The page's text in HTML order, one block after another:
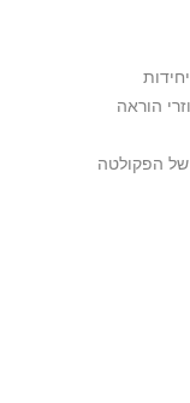
הוראה
של הפקולטה